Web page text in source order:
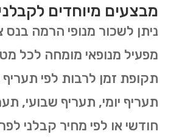
מבצעים מיוחדים
ניתן לשכור מנופי הרמה בנס
מפעיל מנופאי מומחה לכל
תקופת זמן לרבות לפי
תעריף יומי, תעריף שבועי,
חודשי או לפי מחיר קבלני